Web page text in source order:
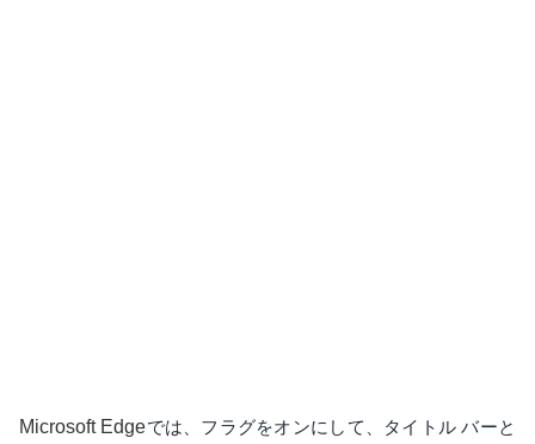
Microsoft Edgeでは、フラグをオンにして、タイトル バーと